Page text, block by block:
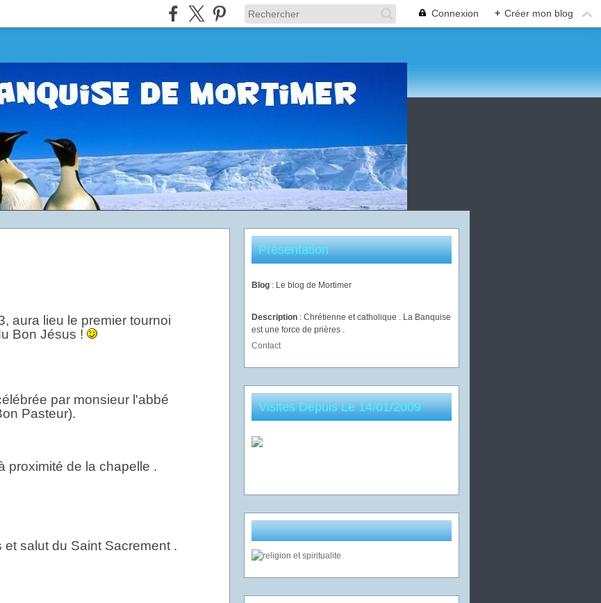
Connexion + Créer mon blog
aura lieu le premier tournoi
Bon Jésus !
par monsieur l'abbé
Pasteur).
proximité de la chapelle .
salut du Saint Sacrement .
Présentation
Blog : Le blog de Mortimer
Description : Chrétienne et catholique . La Banquise
est une force de prières .
Contact
Visites Depuis Le 14/01/2009